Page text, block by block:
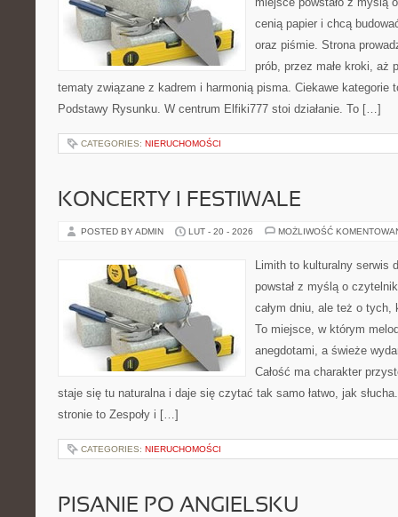
cenią papier i chcą
oraz piśmie. Strona
prób, przez małe kroki, aż
tematy związane z kadrem i harmonią pisma. Ciekawe kategorie
Podstawy Rysunku. W centrum Elfiki777 stoi działanie. To […]
CATEGORIES: NIERUCHOMOŚCI
KONCERTY I FESTIWALE
POSTED BY ADMIN LUT - 20 - 2026 MOŻLIWOŚĆ
Limith to kulturalny serwis
powstał z myślą o
całym dniu, ale też o
To miejsce, w którym
anegdotami, a świeże
Całość ma charakter
staje się tu naturalna i daje się czytać tak samo łatwo, jak
stronie to Zespoły i […]
CATEGORIES: NIERUCHOMOŚCI
PISANIE PO ANGIELSKU